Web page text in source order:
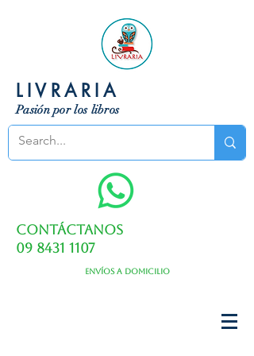
LIVRARIA
Pasión por los libros
Contáctanos
09 8431 1107
Envíos a domicilio